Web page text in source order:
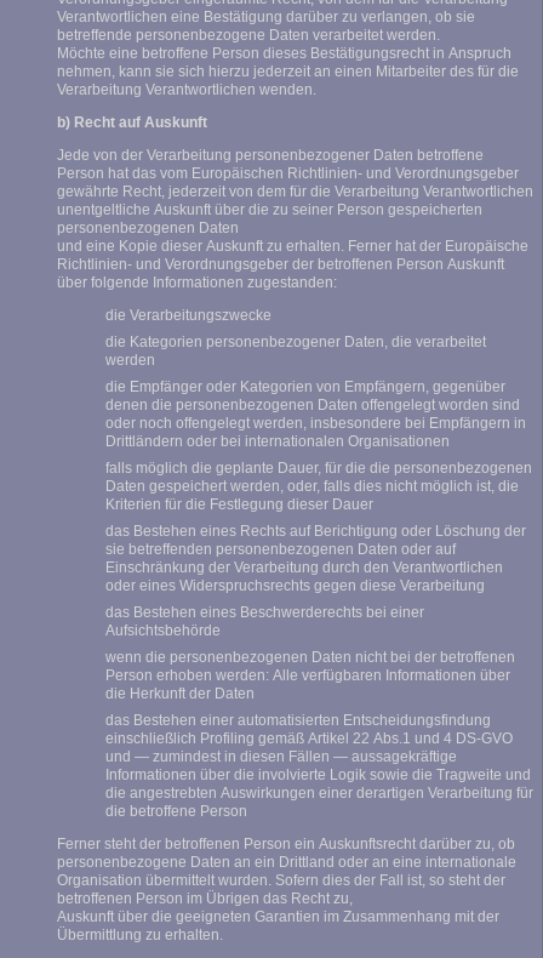
Verantwortlichen eine Bestätigung darüber zu verlangen, ob sie
betreffende personenbezogene Daten verarbeitet werden.
Möchte eine betroffene Person dieses Bestätigungsrecht in Anspruch
nehmen, kann sie sich hierzu jederzeit an einen Mitarbeiter des für die
Verarbeitung Verantwortlichen wenden.
b) Recht auf Auskunft
Jede von der Verarbeitung personenbezogener Daten betroffene
Person hat das vom Europäischen Richtlinien- und Verordnungsgeber
gewährte Recht, jederzeit von dem für die Verarbeitung Verantwortlichen
unentgeltliche Auskunft über die zu seiner Person gespeicherten
personenbezogenen Daten
und eine Kopie dieser Auskunft zu erhalten. Ferner hat der Europäische
Richtlinien- und Verordnungsgeber der betroffenen Person Auskunft
über folgende Informationen zugestanden:
die Verarbeitungszwecke
die Kategorien personenbezogener Daten, die verarbeitet
werden
die Empfänger oder Kategorien von Empfängern, gegenüber
denen die personenbezogenen Daten offengelegt worden sind
oder noch offengelegt werden, insbesondere bei Empfängern in
Drittländern oder bei internationalen Organisationen
falls möglich die geplante Dauer, für die die personenbezogenen
Daten gespeichert werden, oder, falls dies nicht möglich ist, die
Kriterien für die Festlegung dieser Dauer
das Bestehen eines Rechts auf Berichtigung oder Löschung der
sie betreffenden personenbezogenen Daten oder auf
Einschränkung der Verarbeitung durch den Verantwortlichen
oder eines Widerspruchsrechts gegen diese Verarbeitung
das Bestehen eines Beschwerderechts bei einer
Aufsichtsbehörde
wenn die personenbezogenen Daten nicht bei der betroffenen
Person erhoben werden: Alle verfügbaren Informationen über
die Herkunft der Daten
das Bestehen einer automatisierten Entscheidungsfindung
einschließlich Profiling gemäß Artikel 22 Abs.1 und 4 DS-GVO
und — zumindest in diesen Fällen — aussagekräftige
Informationen über die involvierte Logik sowie die Tragweite und
die angestrebten Auswirkungen einer derartigen Verarbeitung für
die betroffene Person
Ferner steht der betroffenen Person ein Auskunftsrecht darüber zu, ob
personenbezogene Daten an ein Drittland oder an eine internationale
Organisation übermittelt wurden. Sofern dies der Fall ist, so steht der
betroffenen Person im Übrigen das Recht zu,
Auskunft über die geeigneten Garantien im Zusammenhang mit der
Übermittlung zu erhalten.